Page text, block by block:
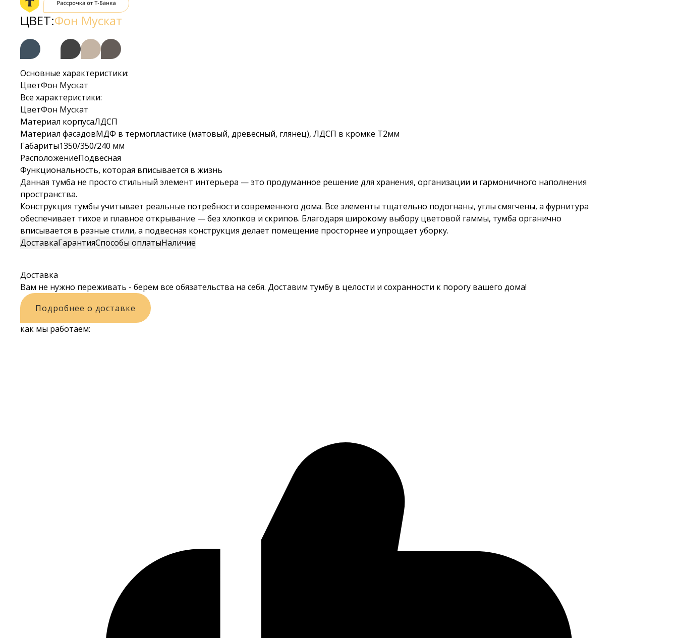
ЦВЕТ:Фон Мускат
Основные характеристики:
ЦветФон Мускат
Все характеристики:
ЦветФон Мускат
Материал корпусаЛДСП
Материал фасадовМДФ в термопластике (матовый, древесный, глянец), ЛДСП в кромке Т2мм
Габариты1350/350/240 мм
РасположениеПодвесная
Функциональность, которая вписывается в жизнь
Данная тумба не просто стильный элемент интерьера — это продуманное решение для хранения, организации и гармоничного наполнения
пространства.
Конструкция тумбы учитывает реальные потребности современного дома. Все элементы тщательно подогнаны, углы смягчены, а фурнитура
обеспечивает тихое и плавное открывание — без хлопков и скрипов. Благодаря широкому выбору цветовой гаммы, тумба органично
вписывается в разные стили, а подвесная конструкция делает помещение просторнее и упрощает уборку.
ДоставкаГарантияСпособы оплатыНаличие
Доставка
Вам не нужно переживать - берем все обязательства на себя. Доставим тумбу в целости и сохранности к порогу вашего дома!
Подробнее о доставке
как мы работаем: